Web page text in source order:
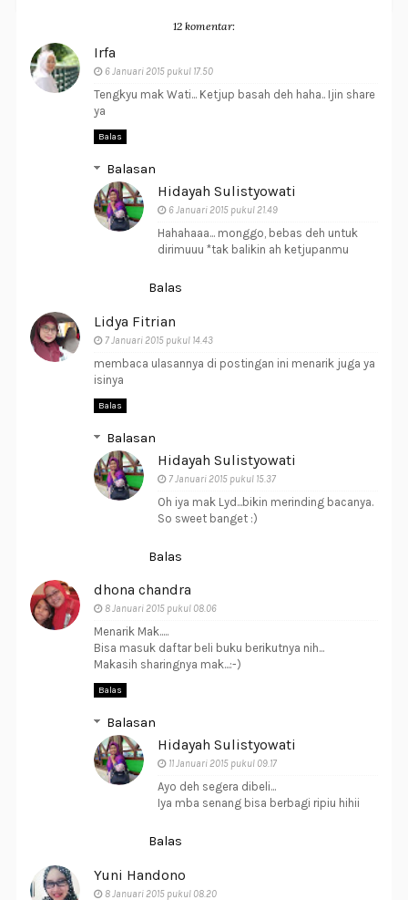
12 komentar:
Irfa
6 Januari 2015 pukul 17.50
Tengkyu mak Wati... Ketjup basah deh haha.. Ijin share
ya
Balas
Balasan
Hidayah Sulistyowati
6 Januari 2015 pukul 21.49
Hahahaaa... monggo, bebas deh untuk
dirimuuu *tak balikin ah ketjupanmu
Balas
Lidya Fitrian
7 Januari 2015 pukul 14.43
membaca ulasannya di postingan ini menarik juga ya
isinya
Balas
Balasan
Hidayah Sulistyowati
7 Januari 2015 pukul 15.37
Oh iya mak Lyd...bikin merinding bacanya.
So sweet banget :)
Balas
dhona chandra
8 Januari 2015 pukul 08.06
Menarik Mak.....
Bisa masuk daftar beli buku berikutnya nih...
Makasih sharingnya mak...:-)
Balas
Balasan
Hidayah Sulistyowati
11 Januari 2015 pukul 09.17
Ayo deh segera dibeli...
Iya mba senang bisa berbagi ripiu hihii
Balas
Yuni Handono
8 Januari 2015 pukul 08.20